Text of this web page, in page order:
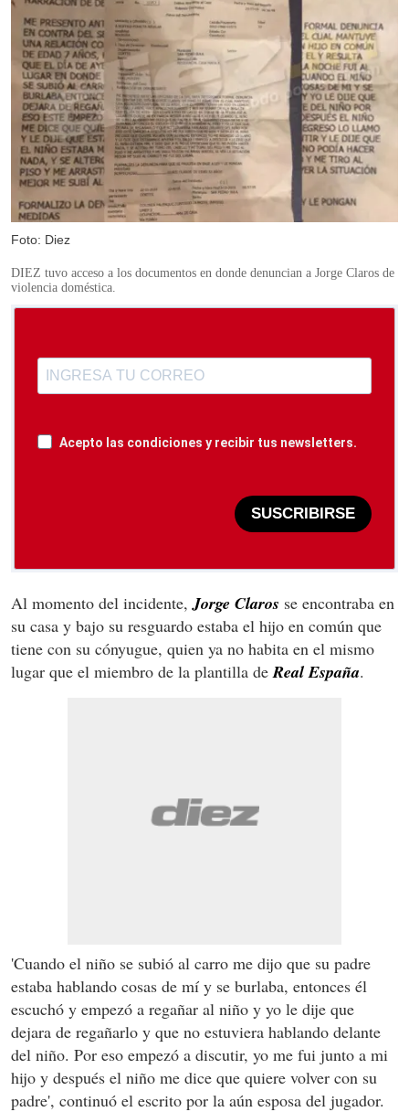
Foto: Diez
DIEZ tuvo acceso a los documentos en donde denuncian a Jorge Claros de
violencia doméstica.
Acepto las condiciones y recibir tus newsletters.
SUSCRIBIRSE
Al momento del incidente, Jorge Claros se encontraba en
su casa y bajo su resguardo estaba el hijo en común que
tiene con su cónyugue, quien ya no habita en el mismo
lugar que el miembro de la plantilla de Real España.
'Cuando el niño se subió al carro me dijo que su padre
estaba hablando cosas de mí y se burlaba, entonces él
escuchó y empezó a regañar al niño y yo le dije que
dejara de regañarlo y que no estuviera hablando delante
del niño. Por eso empezó a discutir, yo me fui junto a mi
hijo y después el niño me dice que quiere volver con su
padre', continuó el escrito por la aún esposa del jugador.